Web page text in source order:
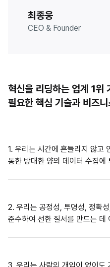
최종웅
CEO & Founder
혁신을 리딩하는 업계 1위
필요한 핵심 기술과 비즈
1. 우리는 시간에 흔들리지 않고
통한 방대한 양의 데이터 수집에
2. 우리는 공정성, 투명성, 정확
준수하여 선한 질서를 만드는 데